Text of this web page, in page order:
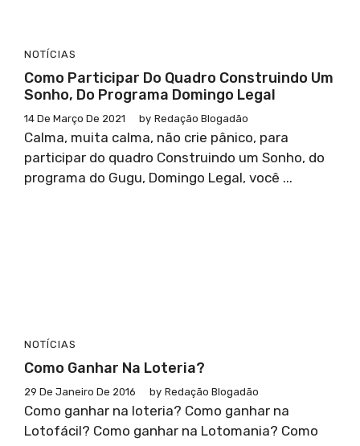
NOTÍCIAS
Como Participar Do Quadro Construindo Um
Sonho, Do Programa Domingo Legal
14 De Março De 2021 by Redação Blogadão
Calma, muita calma, não crie pânico, para
participar do quadro Construindo um Sonho, do
programa do Gugu, Domingo Legal, você ...
NOTÍCIAS
Como Ganhar Na Loteria?
29 De Janeiro De 2016 by Redação Blogadão
Como ganhar na loteria? Como ganhar na
Lotofácil? Como ganhar na Lotomania? Como